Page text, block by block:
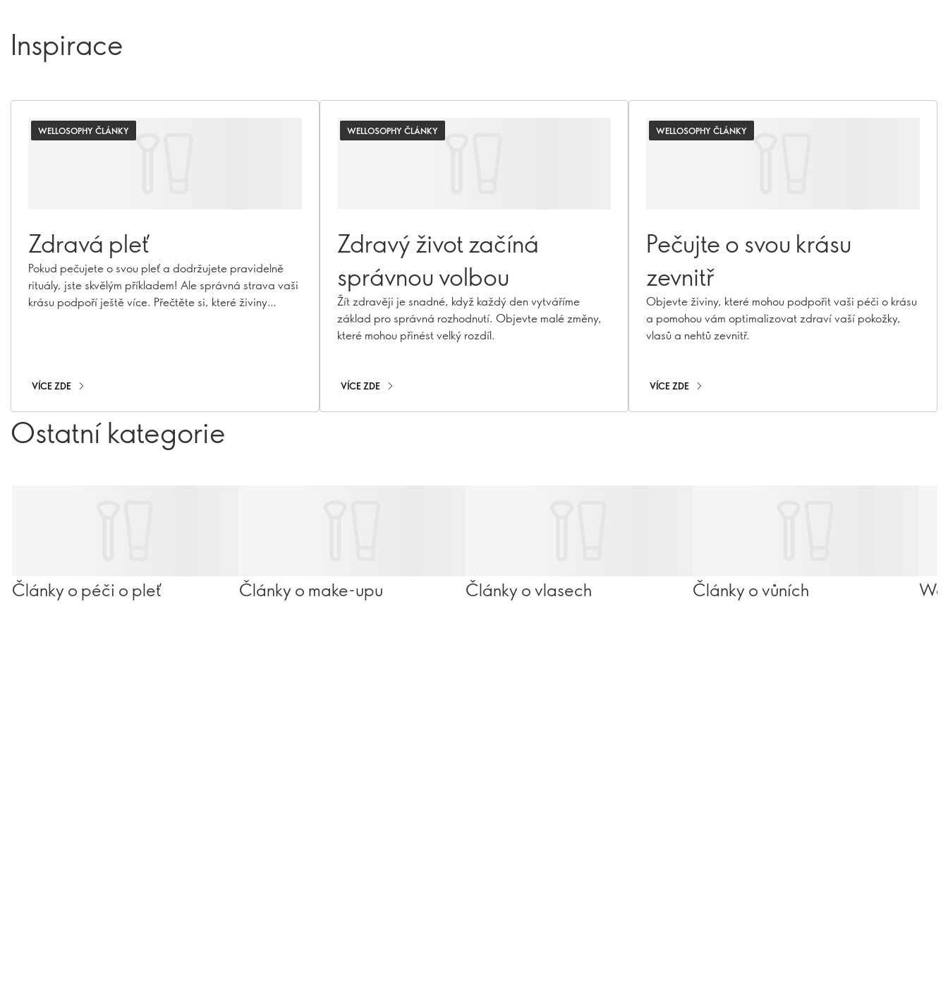
Inspirace
WELLOSOPHY ČLÁNKY
Zdravá pleť
Pokud pečujete o svou pleť a dodržujete pravidelně
rituály, jste skvělým příkladem! Ale správná strava vaši
krásu podpoří ještě více. Přečtěte si, které živiny
VÍCE ZDE
WELLOSOPHY ČLÁNKY
Zdravý život začíná
správnou volbou
Žít zdravěji je snadné, když každý den vytváříme
základ pro správná rozhodnutí. Objevte malé změny,
které mohou přinést velký rozdíl.
VÍCE ZDE
WELLOSOPHY ČLÁNKY
Pečujte o svou krásu
zevnitř
Objevte živiny, které mohou podpořit vaši péči o krásu
a pomohou vám optimalizovat zdraví vaší pokožky,
vlasů a nehtů zevnitř.
VÍCE ZDE
Ostatní kategorie
Články o péči o pleť Články o make-upu Články o vlasech Články o vůních